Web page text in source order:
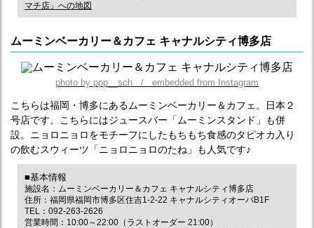
マチ店」への地図
ムーミンベーカリー＆カフェ キャナルシティ博多店
photo by ppp__sch / embedded from Instagram
こちらは福岡・博多にあるムーミンベーカリー＆カフェ。日本２
号店です。こちらにはジュースバー「ムーミンスタンド」も併
設。ニョロニョロをモチーフにしたもちもち食感のタピオカ入り
の飲むスウィーツ「ニョロニョロのたね」も人気です♪
■基本情報
施設名：ムーミンベーカリー＆カフェ キャナルシティ博多店
住所：福岡県福岡市博多区住吉1-2-22 キャナルシティオーパB1F
TEL：092-263-2626
営業時間：10:00～22:00（ラストオーダー 21:00）